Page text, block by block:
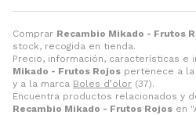
Comprar Recambio Mikado - Frutos
stock, recogida en tienda.
Precio, información, características e
Mikado - Frutos Rojos pertenece a la
y a la marca Boles d’olor (37).
Encuentra productos relacionados y
Recambio Mikado - Frutos Rojos en